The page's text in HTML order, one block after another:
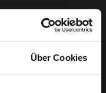
Über Cookies